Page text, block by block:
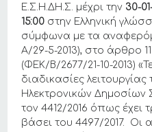
Ε.Σ.Η.ΔΗ.Σ. μέχρι την 30-
15:00 στην Ελληνική
σύμφωνα με τα
Α/29-5-2013), στο άρθρο
(ΦΕΚ/Β/2677/21-10-2013)
διαδικασίες
Ηλεκτρονικών Δημοσίων
τον 4412/2016 όπως έχει
βάσει του 4497/2017. Οι